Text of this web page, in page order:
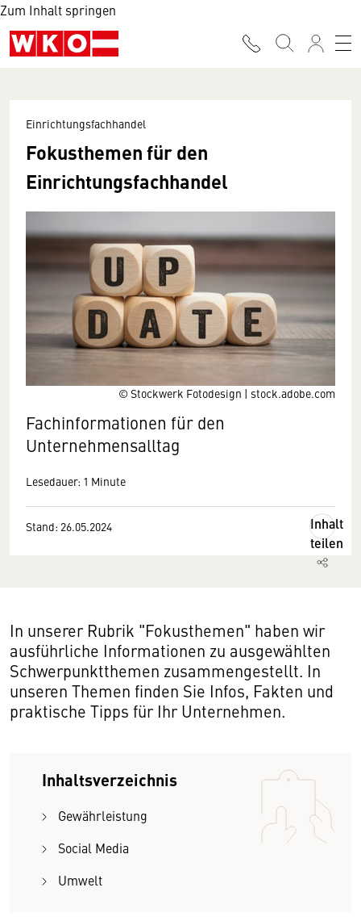
Zum Inhalt springen
© Stockwerk Fotodesign | stock.adobe.com
Einrichtungsfachhandel
Fokusthemen für den
Einrichtungsfachhandel
Fachinformationen für den
Unternehmensalltag
Lesedauer: 1 Minute
Stand: 26.05.2024
Inhalt
teilen
In unserer Rubrik "Fokusthemen" haben wir
ausführliche Informationen zu ausgewählten
Schwerpunktthemen zusammengestellt. In
unseren Themen finden Sie Infos, Fakten und
praktische Tipps für Ihr Unternehmen.
Inhaltsverzeichnis
Gewährleistung
Social Media
Umwelt